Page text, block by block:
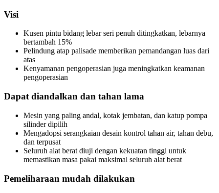
Visi
Kusen pintu bidang lebar seri penuh ditingkatkan, lebarnya
bertambah 15%
Pelindung atap palisade memberikan pemandangan luas dari
atas
Kenyamanan pengoperasian juga meningkatkan keamanan
pengoperasian
Dapat diandalkan dan tahan lama
Mesin yang paling andal, kotak jembatan, dan katup pompa
silinder dipilih
Mengadopsi serangkaian desain kontrol tahan air, tahan debu,
dan terpusat
Seluruh alat berat diuji dengan kekuatan tinggi untuk
memastikan masa pakai maksimal seluruh alat berat
Pemeliharaan mudah dilakukan